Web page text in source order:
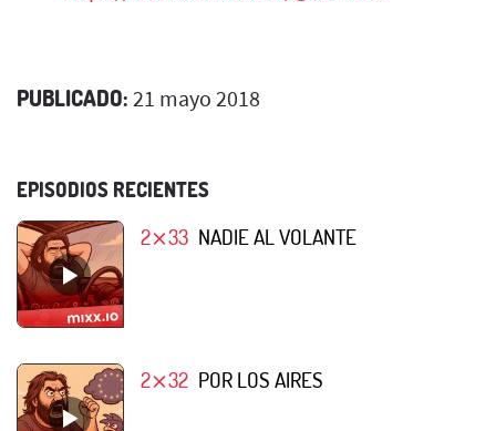
PUBLICADO: 21 mayo 2018
EPISODIOS RECIENTES
2⨯33 NADIE AL VOLANTE
2⨯32 POR LOS AIRES